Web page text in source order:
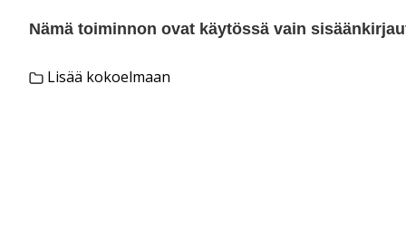
Nämä toiminnon ovat käytössä vain
Lisää kokoelmaan